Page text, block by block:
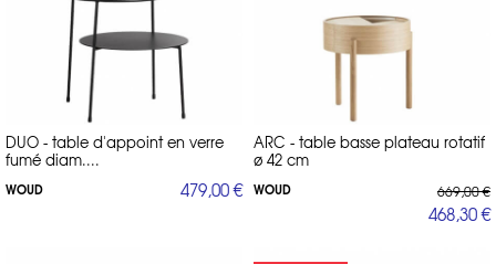
DUO - table d'appoint en verre
fumé diam....
WOUD 479,00 €
ARC - table basse plateau rotatif
ø 42 cm
WOUD 669,00 €
468,30 €